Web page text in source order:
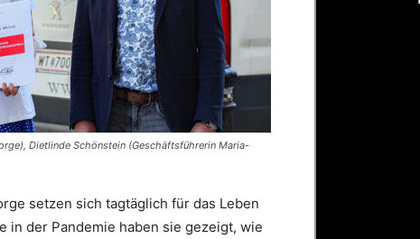
Dietlinde Schönstein (Geschäftsführerin Maria-
setzen sich tagtäglich für das Leben
in der Pandemie haben sie gezeigt, wie